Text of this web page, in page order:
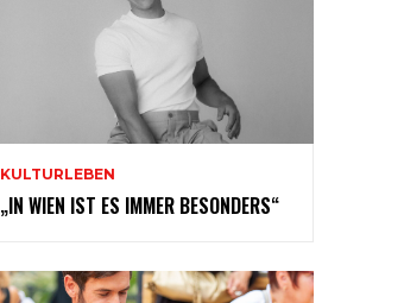
KULTURLEBEN
„IN WIEN IST ES IMMER BESONDERS“